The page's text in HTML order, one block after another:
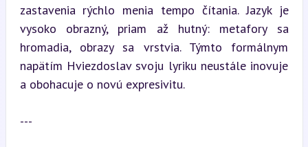
zastavenia rýchlo menia tempo čítania. Jazyk je
vysoko obrazný, priam až hutný: metafory sa
hromadia, obrazy sa vrstvia. Týmto formálnym
napätím Hviezdoslav svoju lyriku neustále inovuje
a obohacuje o novú expresivitu.
---